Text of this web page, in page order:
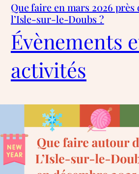
Que faire en mars 2026 près
l’Isle-sur-le-Doubs ?
Évènements
activités